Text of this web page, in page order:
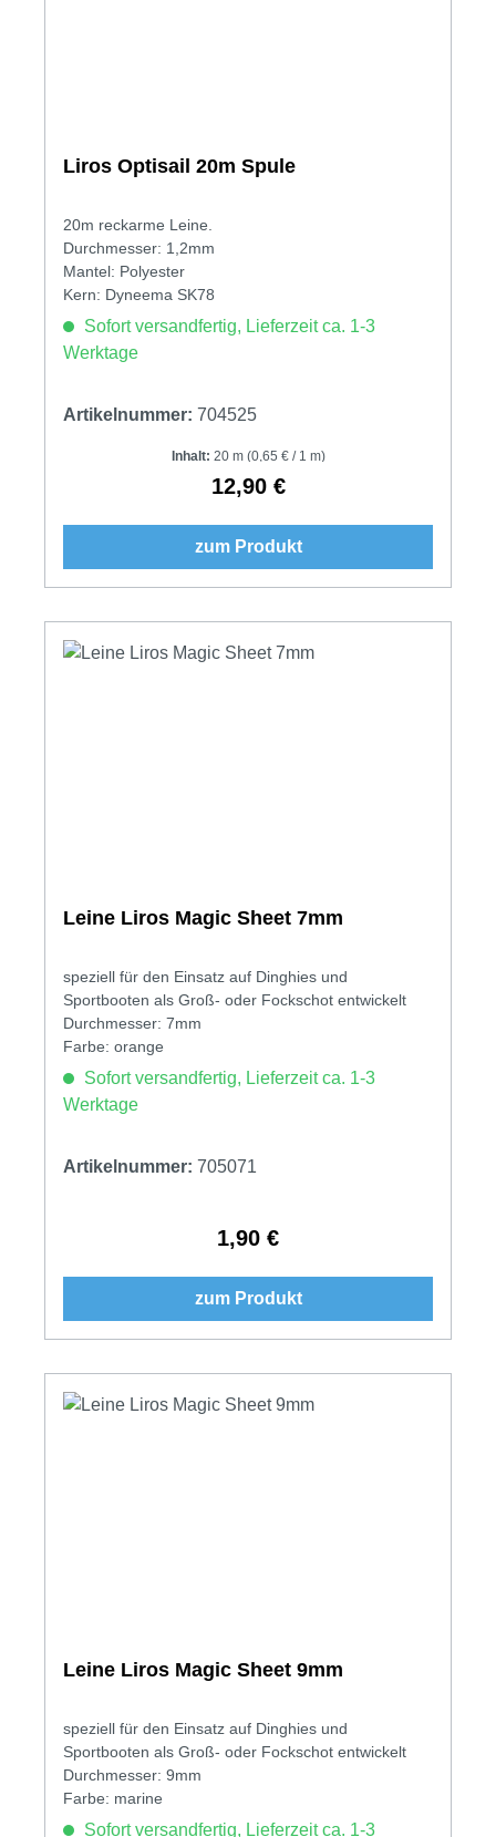
Liros Optisail 20m Spule
20m reckarme Leine.
Durchmesser: 1,2mm
Mantel: Polyester
Kern: Dyneema SK78
Sofort versandfertig, Lieferzeit ca. 1-3
Werktage
Artikelnummer: 704525
Inhalt: 20 m (0,65 € / 1 m)
Regulärer Preis:
12,90 €
zum Produkt
Leine Liros Magic Sheet 7mm
speziell für den Einsatz auf Dinghies und
Sportbooten als Groß- oder Fockschot entwickelt
Durchmesser: 7mm
Farbe: orange
Sofort versandfertig, Lieferzeit ca. 1-3
Werktage
Artikelnummer: 705071
Regulärer Preis:
1,90 €
zum Produkt
Leine Liros Magic Sheet 9mm
speziell für den Einsatz auf Dinghies und
Sportbooten als Groß- oder Fockschot entwickelt
Durchmesser: 9mm
Farbe: marine
Sofort versandfertig, Lieferzeit ca. 1-3